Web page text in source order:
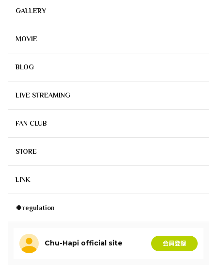
GALLERY
MOVIE
BLOG
LIVE STREAMING
FAN CLUB
STORE
LINK
🍀regulation
Chu-Hapi official site 会員登録